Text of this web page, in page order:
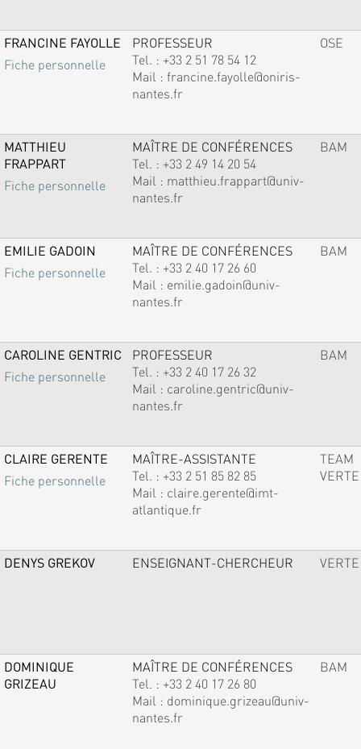
FRANCINE FAYOLLE
Fiche personnelle
PROFESSEUR
Tel. : +33 2 51 78 54 12
Mail : francine.fayolle@oniris-
nantes.fr
OSE
MATTHIEU
FRAPPART
Fiche personnelle
MAÎTRE DE CONFÉRENCES
Tel. : +33 2 49 14 20 54
Mail : matthieu.frappart@univ-
nantes.fr
BAM
EMILIE GADOIN
Fiche personnelle
MAÎTRE DE CONFÉRENCES
Tel. : +33 2 40 17 26 60
Mail : emilie.gadoin@univ-
nantes.fr
BAM
CAROLINE GENTRIC
Fiche personnelle
PROFESSEUR
Tel. : +33 2 40 17 26 32
Mail : caroline.gentric@univ-
nantes.fr
BAM
CLAIRE GERENTE
Fiche personnelle
MAÎTRE-ASSISTANTE
Tel. : +33 2 51 85 82 85
Mail : claire.gerente@imt-
atlantique.fr
TEAM
VERTE
DENYS GREKOV ENSEIGNANT-CHERCHEUR VERTE
DOMINIQUE
GRIZEAU
MAÎTRE DE CONFÉRENCES
Tel. : +33 2 40 17 26 80
Mail : dominique.grizeau@univ-
nantes.fr
BAM